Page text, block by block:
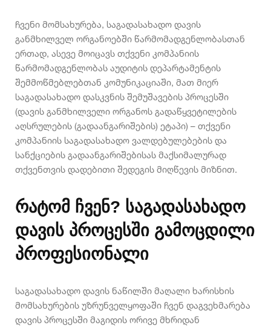
ჩვენი მომსახურება, საგადასახადო დავის
განმხილველ ორგანოებში წარმომადგენლობასთან
ერთად, ასევე მოიცავს თქვენი კომპანიის
წარმომადგენლობას აუდიტის დეპარტამენტის
შემმოწმებლებთან კომუნიკაციაში, მათ მიერ
საგადასახადო დასკვნის შემუშავების პროცესში
(დავის განმხილველი ორგანოს გადაწყვეტილების
აღსრულების (გადაანგარიშების) ეტაპი) – თქვენი
კომპანიის საგადასახადო ვალდებულებების და
სანქციების გადაანგარიშებისას მაქსიმალურად
თქვენთვის დადებითი შედეგის მიღწევის მიზნით.
რატომ ჩვენ? საგადასახადო
დავის პროცესში გამოცდილი
პროფესიონალი
საგადასახადო დავის ნაწილში მაღალი ხარისხის
მომსახურების უზრუნველყოფაში ჩვენ დაგვეხმარება
დავის პროცესში მაგიდის ორივე მხრიდან